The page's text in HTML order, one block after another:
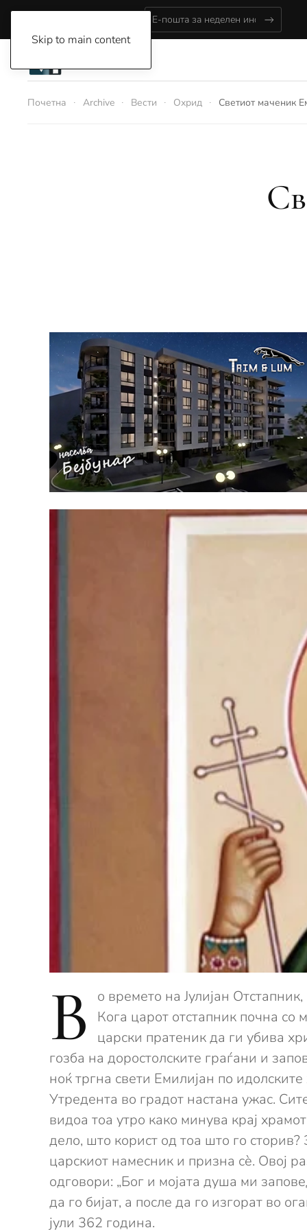
Skip to main content
Почетна Archive Вести Охрид Светиот маченик
В
о времето на Јулијан
Кога царот отстапник почна со
царски пратеник да ги убива
гозба на доростолските граѓани и
ноќ тргна свети Емилијан по
Утредента во градот настана ужас.
видоа тоа утро како минува крај
дело, што корист од тоа што го
царскиот намесник и призна сè. Овој
одговори: „Бог и мојата душа ми
да го бијат, а после да го изгорат во
јули 362 година.